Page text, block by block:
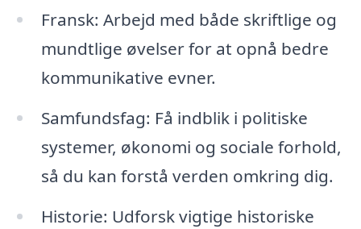
Fransk: Arbejd med både skriftlige og
mundtlige øvelser for at opnå bedre
kommunikative evner.
Samfundsfag: Få indblik i politiske
systemer, økonomi og sociale forhold,
så du kan forstå verden omkring dig.
Historie: Udforsk vigtige historiske